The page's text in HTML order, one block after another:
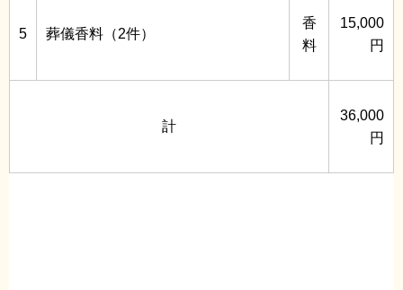
5 葬儀香料（2件）
香
料
15,000
円
計
36,000
円